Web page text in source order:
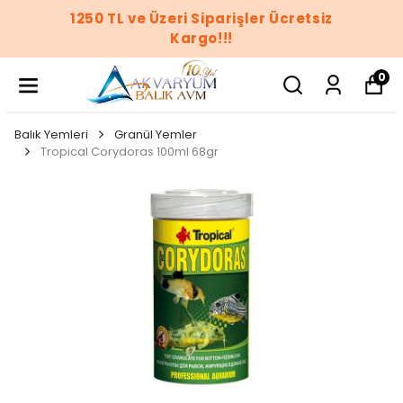
1250 TL ve Üzeri Siparişler Ücretsiz
Kargo!!!
0
Balık Yemleri
Granül Yemler
Tropical Corydoras 100ml 68gr